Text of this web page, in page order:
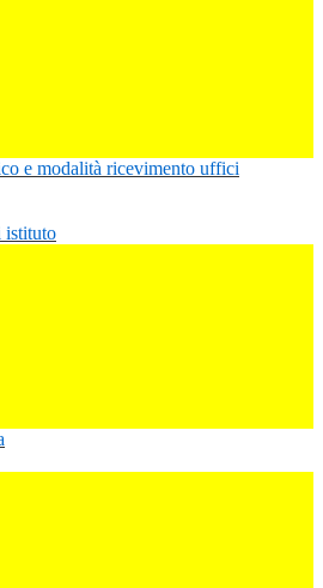
e modalità ricevimento uffici
istituto